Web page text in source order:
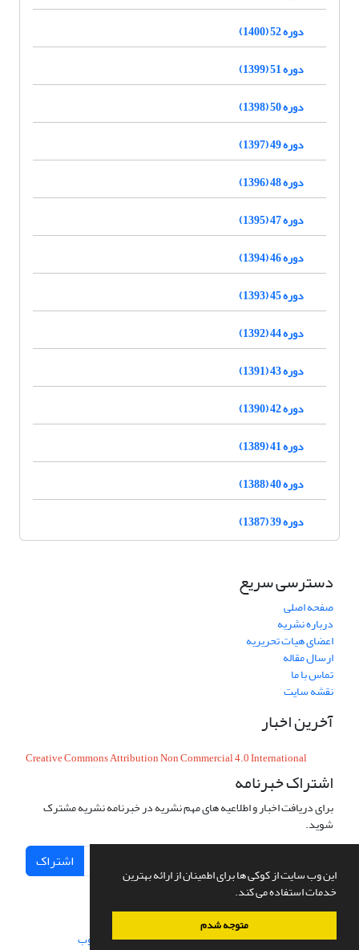
این وب سایت از کوکی ها برای اطمینان از ارائه بهترین
خدمات استفاده می کند.
متوجه شدم
دوره 52 (1400)
دوره 51 (1399)
دوره 50 (1398)
دوره 49 (1397)
دوره 48 (1396)
دوره 47 (1395)
دوره 46 (1394)
دوره 45 (1393)
دوره 44 (1392)
دوره 43 (1391)
دوره 42 (1390)
دوره 41 (1389)
دوره 40 (1388)
دوره 39 (1387)
دسترسی سریع
صفحه اصلی
درباره نشریه
اعضای هیات تحریریه
ارسال مقاله
تماس با ما
نقشه سایت
آخرین اخبار
Creative Commons Attribution Non Commercial 4.0 International
اشتراک خبرنامه
برای دریافت اخبار و اطلاعیه های مهم نشریه در خبرنامه نشریه مشترک
شوید.
اشتراک
سامانه مدیریت نشریات علمی.طراحی و پیاده سازی از سیناوب